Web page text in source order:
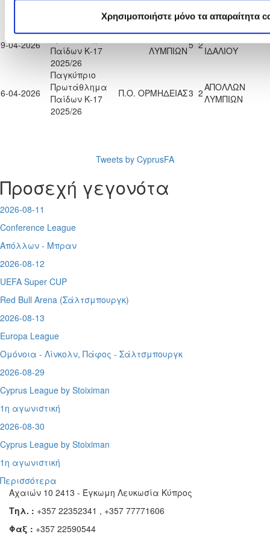
Χρησιμοποιήστε μόνο τα απαραίτητα
Παίδων Κ-17
ΛΥΜΠΙΩΝ
04-2026
Παίδων Κ-17
2025/26
ΛΥΜΠΙΩΝ5 2ΙΔΑΛΙΟΥ
04-2026
Παγκύπριο
Πρωτάθλημα
Παίδων Κ-17
2025/26
Π.Ο. ΟΡΜΗΔΕΙΑΣ3 2ΑΠΟΛΛΩΝ
ΛΥΜΠΙΩΝ
Tweets by CyprusFA
Προσεχή γεγονότα
2026-08-11
Conference League
Απόλλων - Μπραν
2026-08-12
UEFA Super CUP
Red Bull Arena (Σάλτσμπουργκ)
2026-08-13
Europa League
Ομόνοια - Λίνκολν, Πάφος - Σάλτσμπουργκ
2026-08-29
Cyprus League by Stoiximan
1η αγωνιστική
2026-08-30
Cyprus League by Stoiximan
1η αγωνιστική
Περισσότερα
Αχαιών 10 2413 - Έγκωμη Λευκωσία Κύπρος
Τηλ. : +357 22352341 , +357 77771606
Φαξ : +357 22590544